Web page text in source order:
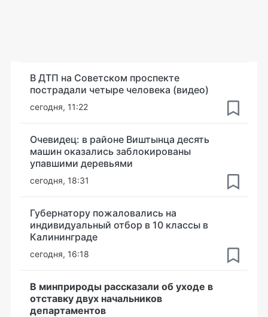
В ДТП на Советском проспекте
пострадали четыре человека (видео)
сегодня, 11:22
Очевидец: в районе Виштынца десять
машин оказались заблокированы
упавшими деревьями
сегодня, 18:31
Губернатору пожаловались на
индивидуальный отбор в 10 классы в
Калининграде
сегодня, 16:18
В минприроды рассказали об уходе в
отставку двух начальников
департаментов